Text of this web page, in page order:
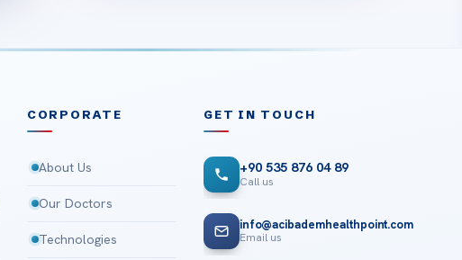
CORPORATE
About Us
Our Doctors
Technologies
GET IN TOUCH
+90 535 876 04 89
Call us
info@acibademhealthpoint.com
Email us